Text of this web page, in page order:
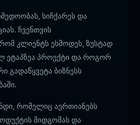
სიჩქარეს და
ჩვენთვის
კლიენტს ესმოდეს, ზუსტად
ეტაპზეა პროექტი და როგორ
გადაწყვეტა ბიზნესს
რომელიც აერთიანებს
მიდგომას და